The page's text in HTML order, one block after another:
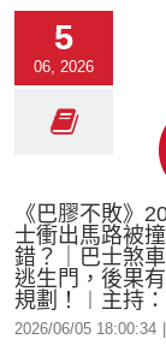
5
06, 2026
《巴膠不敗》
士衝出馬路被
錯？｜巴士煞
逃生門，後果
規劃！︱主持
2026/06/05 18:00:34